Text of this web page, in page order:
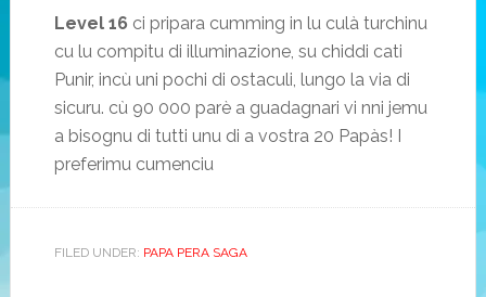
Level 16 ci pripara cumming in lu culà turchinu
cu lu compitu di illuminazione, su chiddi cati
Punir, incù uni pochi di ostaculi, lungo la via di
sicuru. cù 90 000 parè a guadagnari vi nni jemu
a bisognu di tutti unu di a vostra 20 Papàs! I
preferimu cumenciu
FILED UNDER: PAPA PERA SAGA